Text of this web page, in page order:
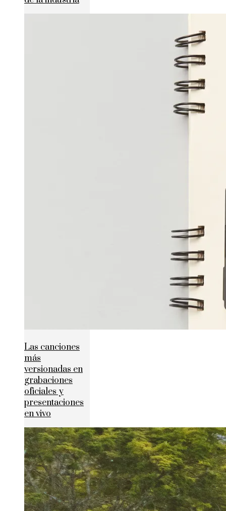
Las canciones
más
versionadas en
grabaciones
oficiales y
presentaciones
en vivo